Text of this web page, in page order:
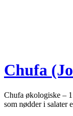
Chufa
Chufa økologiske –
som nødder i salater